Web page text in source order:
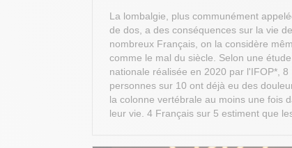
La lombalgie, plus communément
de dos, a des conséquences sur la vie de
nombreux Français, on la considère
comme le mal du siècle. Selon une étude
nationale réalisée en 2020 par l'IFOP*, 8
personnes sur 10 ont déjà eu des
la colonne vertébrale au moins une fois
leur vie. 4 Français sur 5 estiment que